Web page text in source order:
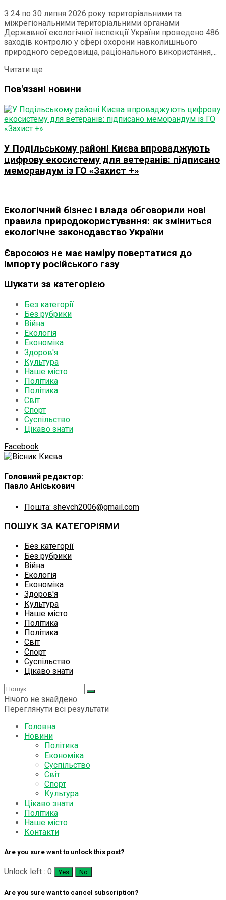
З 24 по 30 липня 2026 року територіальними та
міжрегіональними територіальними органами
Державної екологічної інспекції України проведено 486
заходів контролю у сфері охорони навколишнього
природного середовища, раціонального використання,...
Читати ще
Пов'язані новини
У Подільському районі Києва впроваджують
цифрову екосистему для ветеранів: підписано
меморандум із ГО «Захист +»
Екологічний бізнес і влада обговорили нові
правила природокористування: як зміниться
екологічне законодавство України
Євросоюз не має наміру повертатися до
імпорту російського газу
Шукати за категорією
Без категорії
Без рубрики
Війна
Екологія
Економіка
Здоров'я
Культура
Наше місто
Політика
Політика
Світ
Спорт
Суспільство
Цікаво знати
Facebook
Головний редактор:
Павло Аніськович
Пошта: shevch2006@gmail.com
ПОШУК ЗА КАТЕГОРІЯМИ
Без категорії
Без рубрики
Війна
Екологія
Економіка
Здоров'я
Культура
Наше місто
Політика
Політика
Світ
Спорт
Суспільство
Цікаво знати
Нічого не знайдено
Переглянути всі результати
Головна
Новини
Політика
Економіка
Суспільство
Світ
Спорт
Культура
Цікаво знати
Політика
Наше місто
Контакти
Are you sure want to unlock this post?
Unlock left : 0 Yes No
Are you sure want to cancel subscription?